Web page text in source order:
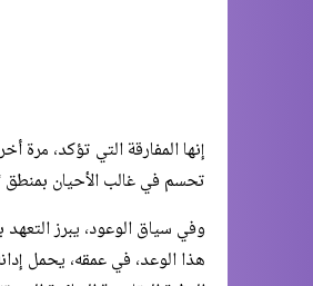
إنها المفارقة التي تؤكد، مرة
تحسم في غالب الأحيان بمنطق
​وفي سياق الوعود، يبرز التعهد
هذا الوعد، في عمقه، يحمل